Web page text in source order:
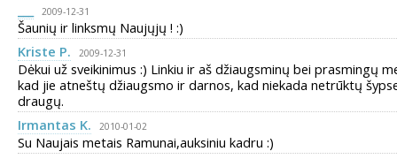
2009-12-31
Šaunių ir linksmų Naujųjų ! :)
Kriste P.
2009-12-31
Dėkui už sveikinimus :) Linkiu ir aš džiaugsminų bei prasmingų
kad jie atneštų džiaugsmo ir darnos, kad niekada netrūktų
draugų.
Irmantas K.
2010-01-02
Su Naujais metais Ramunai,auksiniu kadru :)